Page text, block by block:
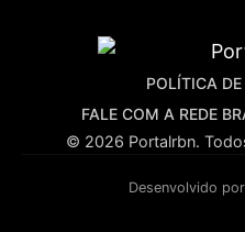
POLÍTICA
FALE COM A REDE
© 2026 Portalrbn.
Desenvolvido por